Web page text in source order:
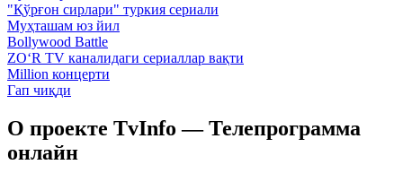
"Қўрғон сирлари" туркия сериали
Муҳташам юз йил
Bollywood Battle
ZO‘R TV каналидаги сериаллар вақти
Million концерти
Гап чиқди
О проекте TvInfo — Телепрограмма
онлайн